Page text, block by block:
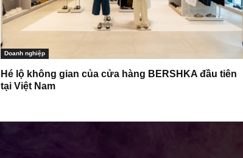
Doanh nghiệp
Hé lộ không gian của cửa hàng BERSHKA đầu tiên
tại Việt Nam